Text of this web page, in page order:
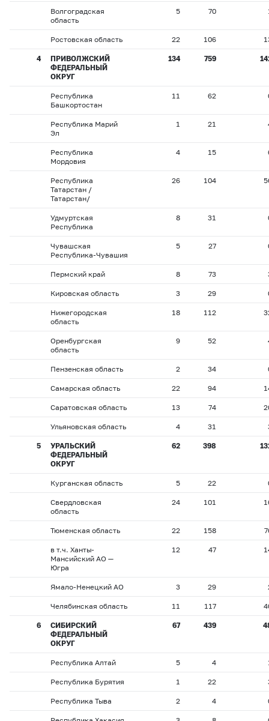
Волгоградская
область
5 70
Ростовская область 22 106
4
ПРИВОЛЖСКИЙ
ФЕДЕРАЛЬНЫЙ
ОКРУГ
134 759
Республика
Башкортостан
11 62
Республика Марий
Эл
1 21
Республика
Мордовия
4 15
Республика
Татарстан /
Татарстан/
26 104
Удмуртская
Республика
8 31
Чувашская
Республика-Чувашия
5 27
Пермский край 8 73
Кировская область 3 29
Нижегородская
область
18 112
Оренбургская
область
9 52
Пензенская область 2 34
Самарская область 22 94
Саратовская область 13 74
Ульяновская область 4 31
5
УРАЛЬСКИЙ
ФЕДЕРАЛЬНЫЙ
ОКРУГ
62 398
Курганская область 5 22
Свердловская
область
24 101
Тюменская область 22 158
в т.ч. Ханты-
Мансийский АО —
Югра
12 47
Ямало-Ненецкий АО 3 29
Челябинская область 11 117
6
СИБИРСКИЙ
ФЕДЕРАЛЬНЫЙ
ОКРУГ
67 439
Республика Алтай 5 4
Республика Бурятия 1 22
Республика Тыва 2 4